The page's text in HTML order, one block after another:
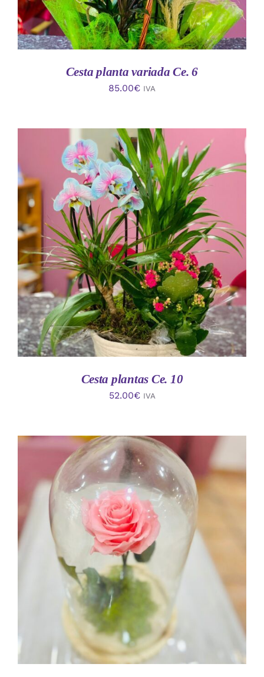
Cesta planta variada Ce. 6
85.00€ IVA
AÑADIR AL CARRITO
/
DETALLES
Cesta plantas Ce. 10
52.00€ IVA
AÑADIR AL CARRITO
DETALLES